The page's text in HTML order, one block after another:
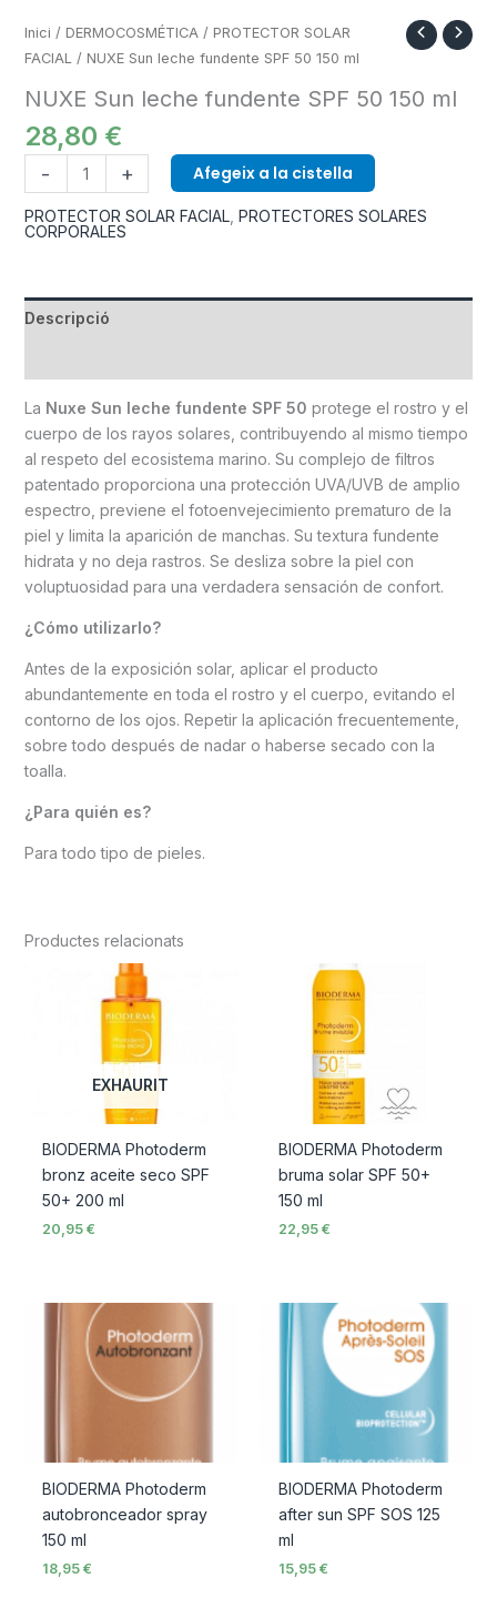
Inici / DERMOCOSMÉTICA/ PROTECTOR SOLAR
FACIAL/ NUXE Sun leche fundente SPF 50 150 ml
NUXE Sun leche fundente SPF 50 150 ml
28,80 €
- + Afegeix a la cistella
PROTECTOR SOLAR FACIAL, PROTECTORES SOLARES
CORPORALES
Descripció
La Nuxe Sun leche fundente SPF 50 protege el rostro y el
cuerpo de los rayos solares, contribuyendo al mismo tiempo
al respeto del ecosistema marino. Su complejo de filtros
patentado proporciona una protección UVA/UVB de amplio
espectro, previene el fotoenvejecimiento prematuro de la
piel y limita la aparición de manchas. Su textura fundente
hidrata y no deja rastros. Se desliza sobre la piel con
voluptuosidad para una verdadera sensación de confort.
¿Cómo utilizarlo?
Antes de la exposición solar, aplicar el producto
abundantemente en toda el rostro y el cuerpo, evitando el
contorno de los ojos. Repetir la aplicación frecuentemente,
sobre todo después de nadar o haberse secado con la
toalla.
¿Para quién es?
Para todo tipo de pieles.
Productes relacionats
EXHAURIT
BIODERMA Photoderm
bronz aceite seco SPF
50+ 200 ml
20,95€
BIODERMA Photoderm
bruma solar SPF 50+
150 ml
22,95 €
BIODERMA Photoderm
autobronceador spray
150 ml
18,95€
BIODERMA Photoderm
after sun SPF SOS 125
ml
15,95 €